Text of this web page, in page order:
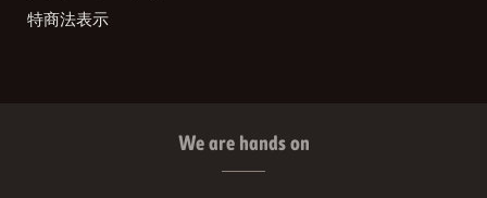
特商法表示
We are hands on